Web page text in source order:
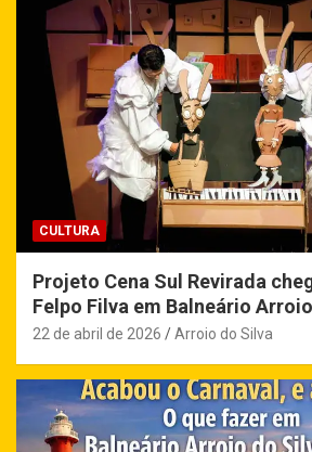
CULTURA
Projeto Cena Sul Revirada
Felpo Filva em Balneário
22 de abril de 2026 Arroio do Silva